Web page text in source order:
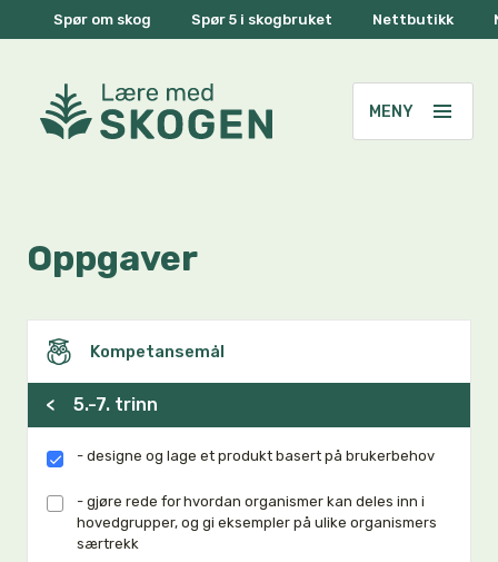
Spør om skog Spør 5 i skogbruket Nettbutikk
Oppgaver
Kompetansemål
< 5.-7. trinn
- designe og lage et produkt basert på brukerbehov
- gjøre rede for hvordan organismer kan deles inn i
hovedgrupper, og gi eksempler på ulike organismers
særtrekk